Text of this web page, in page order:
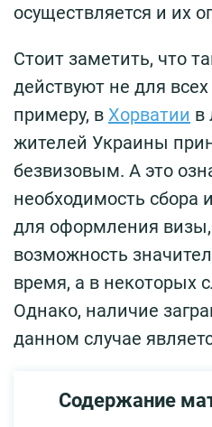
осуществляется и их
Стоит заметить, что
действуют не для
примеру, в Хорватии в
жителей Украины
безвизовым. А это
необходимость сбора
для оформления визы,
возможность
время, а в некоторых
Однако, наличие
данном случае
Содержание